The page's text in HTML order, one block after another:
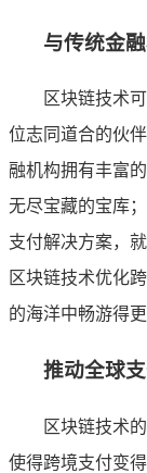
与传统金
区块链技术
位志同道合的伙
融机构拥有丰富
无尽宝藏的宝库
支付解决方案，
区块链技术优化
的海洋中畅游得更
推动全球
区块链技术
使得跨境支付变